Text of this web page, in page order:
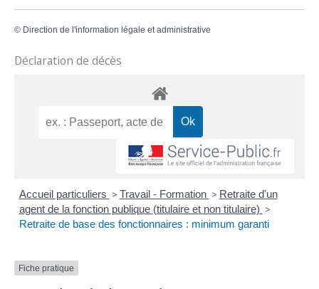
© Direction de l'information légale et administrative
Déclaration de décès
Accueil particuliers > Travail - Formation > Retraite d'un
agent de la fonction publique (titulaire et non titulaire) >
Retraite de base des fonctionnaires : minimum garanti
Fiche pratique